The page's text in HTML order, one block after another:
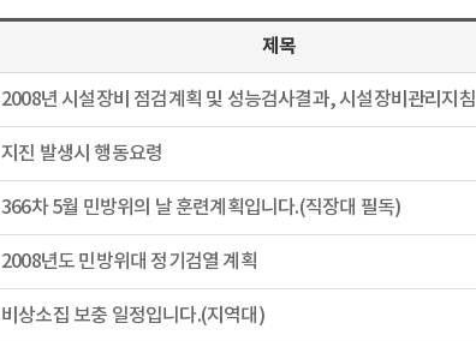
제목
2008년 시설장비 점검계획 및 성능검사결과, 시설장비관리지침
지진 발생시 행동요령
366차 5월 민방위의 날 훈련계획입니다.(직장대 필독)
2008년도 민방위대 정기검열 계획
비상소집 보충 일정입니다.(지역대)